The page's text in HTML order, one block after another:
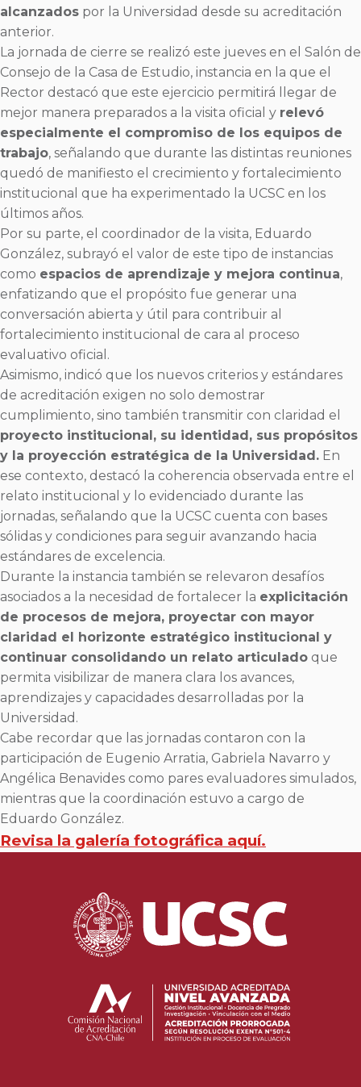
alcanzados por la Universidad desde su acreditación
anterior.
La jornada de cierre se realizó este jueves en el Salón de
Consejo de la Casa de Estudio, instancia en la que el
Rector destacó que este ejercicio permitirá llegar de
mejor manera preparados a la visita oficial y relevó
especialmente el compromiso de los equipos de
trabajo, señalando que durante las distintas reuniones
quedó de manifiesto el crecimiento y fortalecimiento
institucional que ha experimentado la UCSC en los
últimos años.
Por su parte, el coordinador de la visita, Eduardo
González, subrayó el valor de este tipo de instancias
como espacios de aprendizaje y mejora continua,
enfatizando que el propósito fue generar una
conversación abierta y útil para contribuir al
fortalecimiento institucional de cara al proceso
evaluativo oficial.
Asimismo, indicó que los nuevos criterios y estándares
de acreditación exigen no solo demostrar
cumplimiento, sino también transmitir con claridad el
proyecto institucional, su identidad, sus propósitos
y la proyección estratégica de la Universidad. En
ese contexto, destacó la coherencia observada entre el
relato institucional y lo evidenciado durante las
jornadas, señalando que la UCSC cuenta con bases
sólidas y condiciones para seguir avanzando hacia
estándares de excelencia.
Durante la instancia también se relevaron desafíos
asociados a la necesidad de fortalecer la explicitación
de procesos de mejora, proyectar con mayor
claridad el horizonte estratégico institucional y
continuar consolidando un relato articulado que
permita visibilizar de manera clara los avances,
aprendizajes y capacidades desarrolladas por la
Universidad.
Cabe recordar que las jornadas contaron con la
participación de Eugenio Arratia, Gabriela Navarro y
Angélica Benavides como pares evaluadores simulados,
mientras que la coordinación estuvo a cargo de
Eduardo González.
Revisa la galería fotográfica aquí.